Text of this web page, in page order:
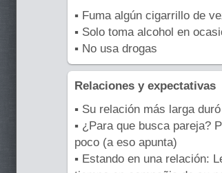
▪ Fuma algún cigarrillo de
▪ Solo toma alcohol en
▪ No usa drogas
Relaciones y expectativas
▪ Su relación más larga
▪ ¿Para que busca pareja?
poco (a eso apunta)
▪ Estando en una relación: